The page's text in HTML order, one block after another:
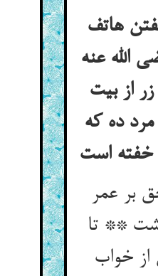
هاتف
الله عنه
از بیت
مرد ده که
خفته است
بر عمر
** تا
خواب